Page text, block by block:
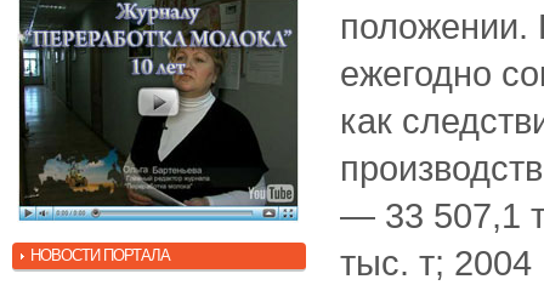
НОВОСТИ ПОРТАЛА
положении.
ежегодно
как
— 33 507,1
тыс. т;